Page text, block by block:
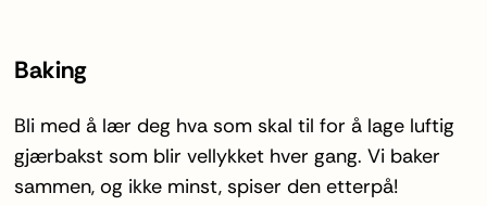
Baking
Bli med å lær deg hva som skal til for å lage luftig
gjærbakst som blir vellykket hver gang. Vi baker
sammen, og ikke minst, spiser den etterpå!